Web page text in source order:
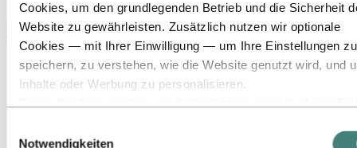
Cookies, um den grundlegenden Betrieb und die Sicherheit
Website zu gewährleisten. Zusätzlich nutzen wir optionale
Cookies — mit Ihrer Einwilligung — um Ihre Einstellungen zu
speichern, zu verstehen, wie die Website genutzt wird, und
Inhalte oder Werbung zu personalisieren.
Diese Drittanbieter können die Informationen, die sie über
Notwendigkeiten
In Deutschland ist Hydro im Bereich Aluminium Metal und
Extrusions an acht Standorten vertreten.